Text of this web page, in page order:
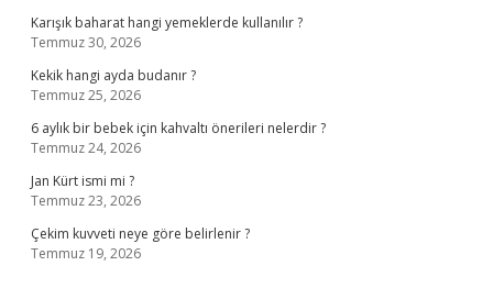
Karışık baharat hangi yemeklerde kullanılır ?
Temmuz 30, 2026
Kekik hangi ayda budanır ?
Temmuz 25, 2026
6 aylık bir bebek için kahvaltı önerileri nelerdir ?
Temmuz 24, 2026
Jan Kürt ismi mi ?
Temmuz 23, 2026
Çekim kuvveti neye göre belirlenir ?
Temmuz 19, 2026